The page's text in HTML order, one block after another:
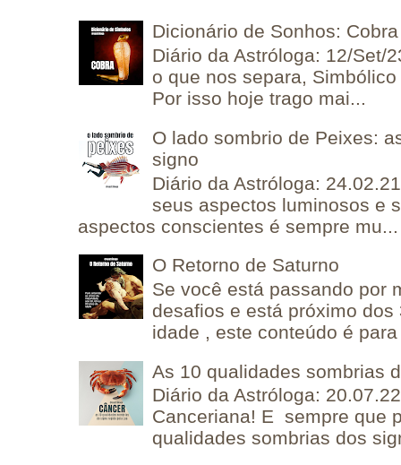
Dicionário de Sonhos: Cobra
Diário da Astróloga: 12/Set/
o que nos separa,
Por isso hoje trago mai...
O lado sombrio de Peixes:
signo
Diário da Astróloga:
seus aspectos luminosos e
aspectos conscientes é sempre mu...
O Retorno de Saturno
Se você está passando por
desafios e está próximo
idade , este conteúdo é
As 10 qualidades sombrias
Diário da Astróloga:
Canceriana! E sempre que
qualidades sombrias dos